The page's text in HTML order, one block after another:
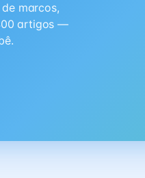
marcos,
artigos —